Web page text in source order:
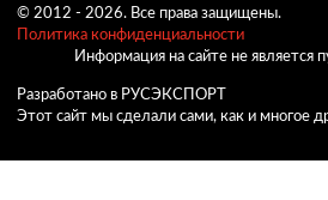
© 2012 - 2026. Все права защищены.
Политика конфиденциальности
Информация на сайте не является
Разработано в РУСЭКСПОРТ
Этот сайт мы сделали сами, как и многое